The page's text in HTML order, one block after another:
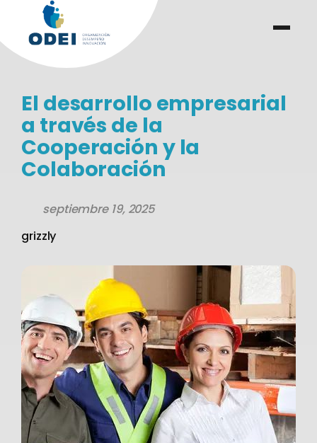
contenido
menu
.
El desarrollo empresarial
a través de la
Cooperación y la
Colaboración
septiembre 19, 2025
grizzly